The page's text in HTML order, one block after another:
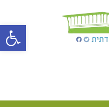
פתח